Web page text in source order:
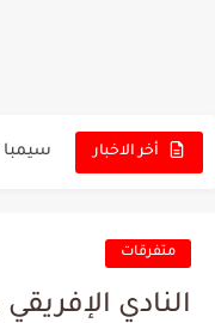
أخر الاخبار
متفرقات
النادي